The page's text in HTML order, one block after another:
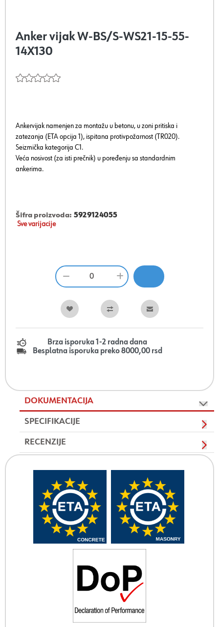
Anker vijak W-BS/S-WS21-15-55-
14X130
Ankervijak namenjen za montažu u betonu, u zoni pritiska i
zatezanja (ETA opcija 1), ispitana protivpožarnost (TR020).
Seizmička kategorija C1.
Veća nosivost (za isti prečnik) u poređenju sa standardnim
ankerima.
Šifra proizvoda: 5929124055
Sve varijacije
Brza isporuka 1-2 radna dana
Besplatna isporuka preko 8000,00 rsd
DOKUMENTACIJA
SPECIFIKACIJE
RECENZIJE